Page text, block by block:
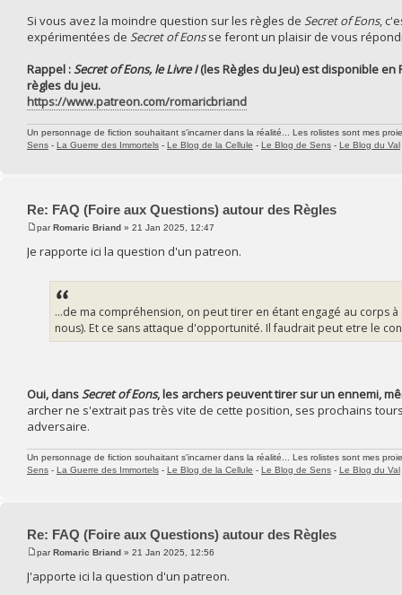
Si vous avez la moindre question sur les règles de Secret of Eons,
expérimentées de Secret of Eonsse feront un plaisir de vous
Rappel :Secret of Eons, le Livre I(les Règles du Jeu) est disponible
règles du jeu.
https://www.patreon.com/romaricbriand
Un personnage de fiction souhaitant s'incarner dans la réalité... Les rolistes sont mes
Sens - La Guerre des Immortels - Le Blog de la Cellule - Le Blog de Sens - Le Blog du Val
Re: FAQ (Foire aux Questions) autour des Règles
parRomaric Briand » 21 Jan 2025, 12:47
Je rapporte ici la question d'un patreon.
...de ma compréhension, on peut tirer en étant engagé au corps
nous). Et ce sans attaque d'opportunité. Il faudrait peut etre le
Oui, dansSecret of Eons, les archers peuvent tirer sur un ennemi,
archer ne s'extrait pas très vite de cette position, ses prochains
adversaire.
Un personnage de fiction souhaitant s'incarner dans la réalité... Les rolistes sont mes
Sens - La Guerre des Immortels - Le Blog de la Cellule - Le Blog de Sens - Le Blog du Val
Re: FAQ (Foire aux Questions) autour des Règles
parRomaric Briand » 21 Jan 2025, 12:56
J'apporte ici la question d'un patreon.